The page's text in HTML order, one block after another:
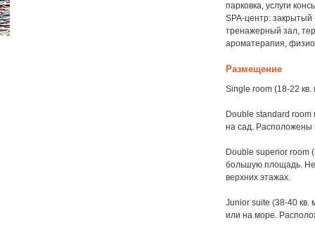
парковка, услуги
SPA-центр:
тренажерный зал,
ароматерапия,
Размещение
Single room (18-22
Double standard room
на сад. Расположены
Double superior room
большую площадь.
верхних этажах.
Junior suite (38-40 кв.
или на море.